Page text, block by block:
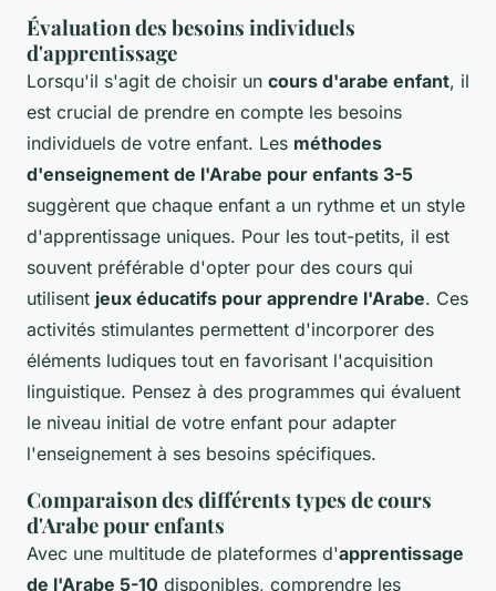
Évaluation des besoins individuels
d'apprentissage
Lorsqu'il s'agit de choisir un cours d'arabe enfant, il
est crucial de prendre en compte les besoins
individuels de votre enfant. Les méthodes
d'enseignement de l'Arabe pour enfants 3-5
suggèrent que chaque enfant a un rythme et un style
d'apprentissage uniques. Pour les tout-petits, il est
souvent préférable d'opter pour des cours qui
utilisent jeux éducatifs pour apprendre l'Arabe. Ces
activités stimulantes permettent d'incorporer des
éléments ludiques tout en favorisant l'acquisition
linguistique. Pensez à des programmes qui évaluent
le niveau initial de votre enfant pour adapter
l'enseignement à ses besoins spécifiques.
Comparaison des différents types de cours
d'Arabe pour enfants
Avec une multitude de plateformes d'apprentissage
de l'Arabe 5-10 disponibles, comprendre les